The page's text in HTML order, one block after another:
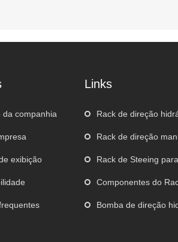
da companhia
exibição
Links
Rack de direção
Rack de direção
Rack de Steeing para
Componentes do Rack
Bomba de direção